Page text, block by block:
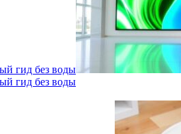
гид без воды
гид без воды